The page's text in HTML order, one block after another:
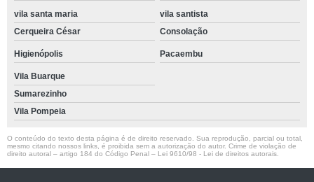
vila santa maria
vila santista
Cerqueira César
Consolação
Higienópolis Pacaembu
Vila Buarque
Sumarezinho
Vila Pompeia
O conteúdo do texto desta página é de direito reservado. Sua reprodução, parcial ou total,
mesmo citando nossos links, é proibida sem a autorização do autor. Crime de violação de
direito autoral – artigo 184 do Código Penal – Lei 9610/98 - Lei de direitos autorais